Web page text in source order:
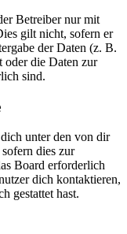
Betreiber nur mit
gilt nicht, sofern er
der Daten (z. B.
oder die Daten zur
sind.
unter den von dir
dies zur
Board erforderlich
dich kontaktieren,
gestattet hast.